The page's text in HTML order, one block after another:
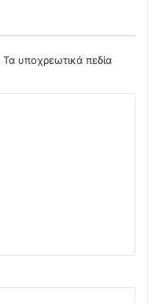
Τα υποχρεωτικά πεδία